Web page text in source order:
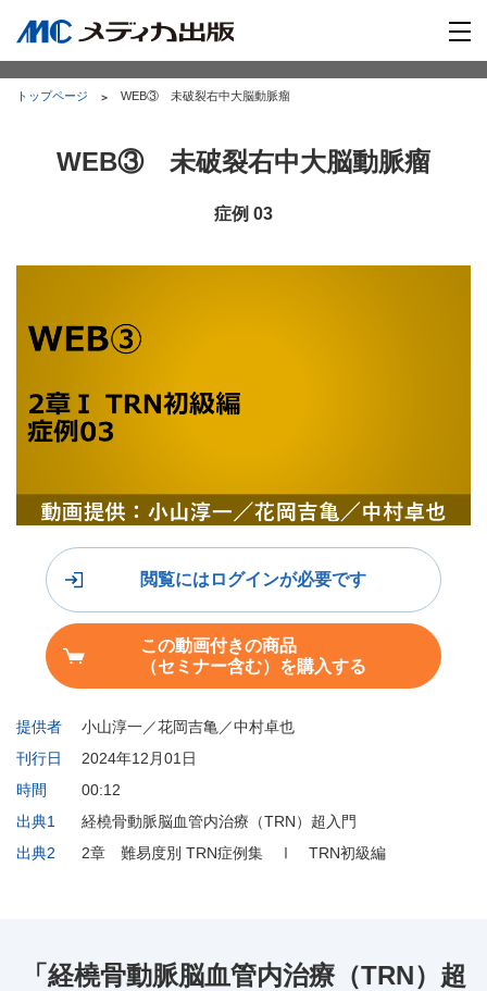
トップページ WEB③ 未破裂右中大脳動脈瘤
WEB③ 未破裂右中大脳動脈瘤
症例 03
提供者
小山淳一／花岡吉亀／中村卓也
刊行日
2024年12月01日
時間
00:12
出典1
経橈骨動脈脳血管内治療（TRN）超入門
出典2
2章 難易度別 TRN症例集 Ⅰ TRN初級編
閲覧にはログインが必要です
この動画付きの商品
（セミナー含む）を購入する
「経橈骨動脈脳血管内治療（TRN）超